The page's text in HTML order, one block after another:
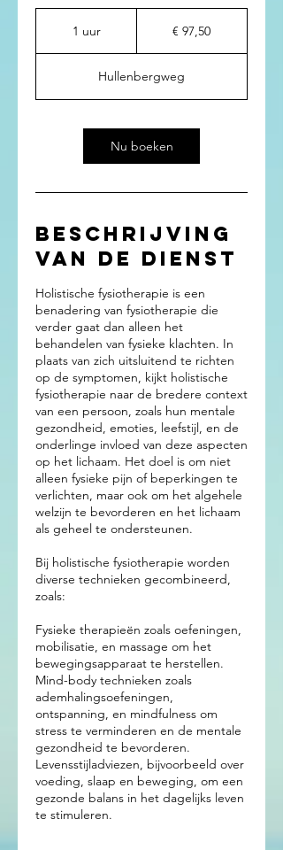
1 uur1
€ 97,50
Hullenbergweg
Nu boeken
Beschrijving
van de dienst
Holistische fysiotherapie is een
benadering van fysiotherapie die
verder gaat dan alleen het
behandelen van fysieke klachten. In
plaats van zich uitsluitend te richten
op de symptomen, kijkt holistische
fysiotherapie naar de bredere context
van een persoon, zoals hun mentale
gezondheid, emoties, leefstijl, en de
onderlinge invloed van deze aspecten
op het lichaam. Het doel is om niet
alleen fysieke pijn of beperkingen te
verlichten, maar ook om het algehele
welzijn te bevorderen en het lichaam
als geheel te ondersteunen.
Bij holistische fysiotherapie worden
diverse technieken gecombineerd,
zoals:
Fysieke therapieën zoals oefeningen,
mobilisatie, en massage om het
bewegingsapparaat te herstellen.
Mind-body technieken zoals
ademhalingsoefeningen,
ontspanning, en mindfulness om
stress te verminderen en de mentale
gezondheid te bevorderen.
Levensstijladviezen, bijvoorbeeld over
voeding, slaap en beweging, om een
gezonde balans in het dagelijks leven
te stimuleren.